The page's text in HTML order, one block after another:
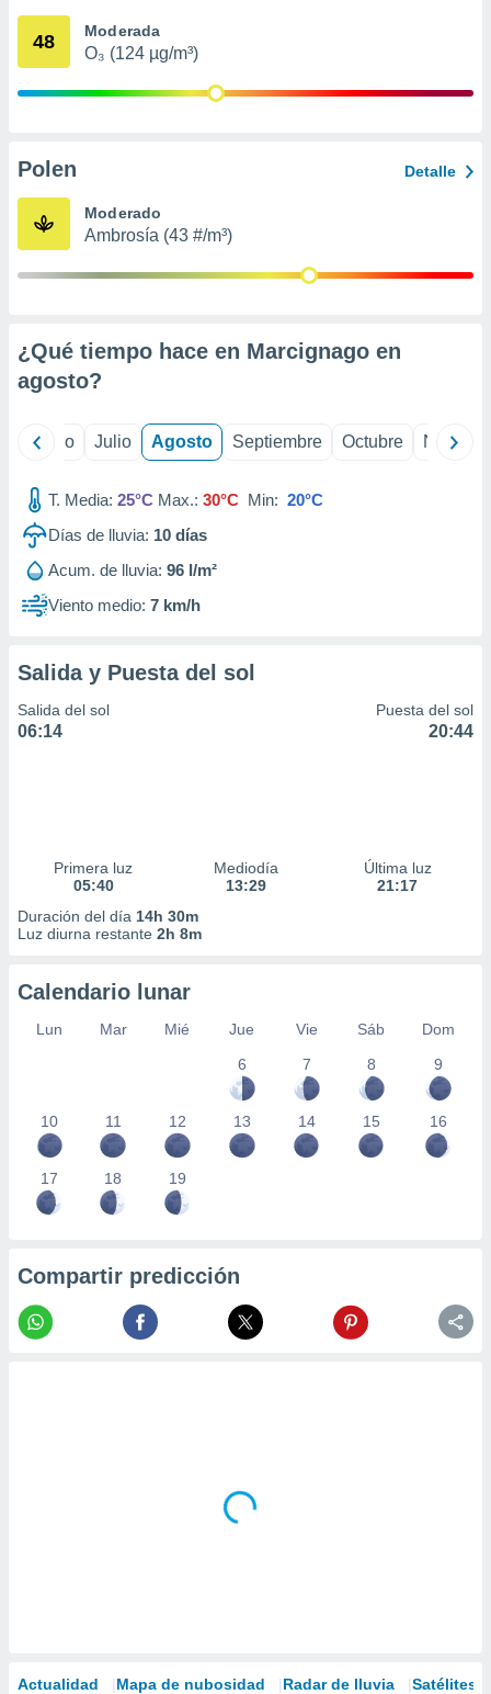
mediante
publicidad
de
48 Moderada
O₃ (124 µg/m³)
Polen Detalle
Moderado
Ambrosía (43 #/m³)
¿Qué tiempo hace en Marcignago en
agosto?
Junio Julio Agosto Septiembre Octubre
T. Media: 25°C Max.: 30°C Min: 20°C
Días de lluvia: 10 días
Acum. de lluvia: 96 l/m²
Viento medio: 7 km/h
Salida y Puesta del sol
Salida del sol
06:14
Puesta del sol
20:44
Primera luz
05:40
Mediodía
13:29
Última luz
21:17
Duración del día 14h 30m
Luz diurna restante 2h 8m
Calendario lunar
Lun Mar Mié Jue Vie Sáb
Dom
6
7 8 9
10 11 12 13 14 15 16
17 18 19
Compartir predicción
Actualidad Mapa de nubosidad Radar de lluvia Satélites